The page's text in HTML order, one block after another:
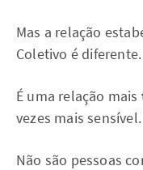
Mas a relação
Coletivo é diferente.
É uma relação mais
vezes mais sensível.
Não são pessoas